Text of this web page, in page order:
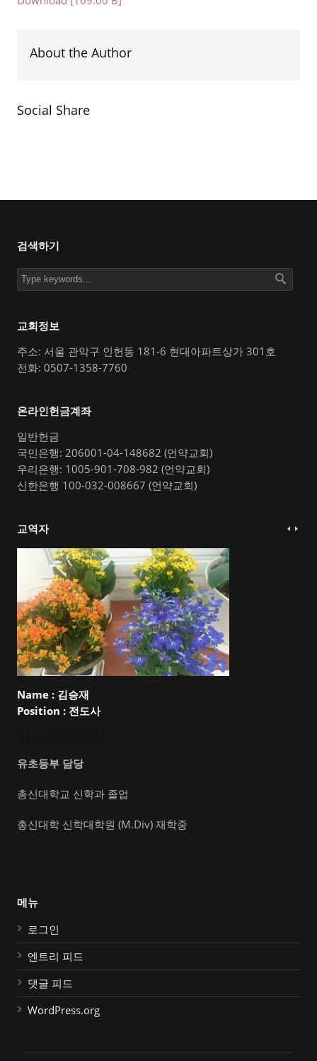
About the Author
Social Share
검색하기
교회정보
주소: 서울 관악구 인헌동 181-6 현대아파트상가 301호
전화: 0507-1358-7760
온라인헌금계좌
일반헌금
국민은행: 206001-04-148682 (언약교회)
우리은행: 1005-901-708-982 (언약교회)
신한은행 100-032-008667 (언약교회)
교역자
Name : 김승재
Position : 전도사
유초등부 담당
총신대학교 신학과 졸업
총신대학 신학대학원 (M.Div) 재학중
메뉴
로그인
엔트리 피드
댓글 피드
WordPress.org